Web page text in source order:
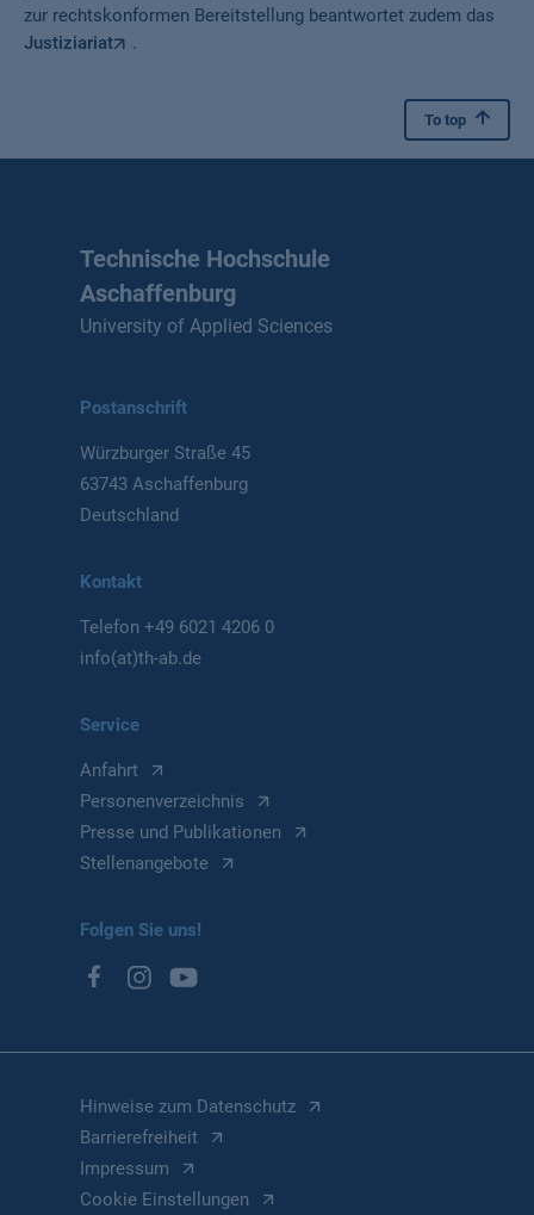
zur rechtskonformen Bereitstellung beantwortet zudem das
Justiziariat
.
To top
Technische Hochschule
Aschaffenburg
University of Applied Sciences
Postanschrift
Würzburger Straße 45
63743 Aschaffenburg
Deutschland
Kontakt
Telefon+49 6021 4206 0
info(at)th-ab.de
Service
Anfahrt
Personenverzeichnis
Presse und Publikationen
Stellenangebote
Folgen Sie uns!
Hinweise zum Datenschutz
Barrierefreiheit
Impressum
Cookie Einstellungen